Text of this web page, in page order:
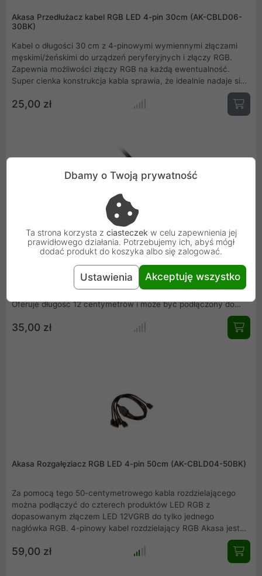
Akasa Przedłużacz kabel RGB LED 4-pin 30cm (AK-CBLD06-
30BK)
Kabel o długości 30 cm z 4-pinowymi wymiennymi złączami
męskimi/żeńskimi do urządzeń peryferyjnych i złączy RGB.
Zapewnia możliwości złączy RGB na każdą ewentualność.
Super cienka konstrukcja kabla sprawia, że idealnie nadaje się
25,00 zł
Akasa Rozgałęziacz ARGB LED 3-pin 12cm (AK-CBLD08-12BK)
Dzięki kablem Akasa Addressable RGB LED Splitter Cable, dwa
akcesoria z 3-pinowym złączem RGB (5V) można podłączyć do
adresowalnego cyfrowo nagłówka RGB na płycie głównej.
Oferuje długość 12 centymetrów i może być podłączony do
35,00 zł
Akasa Rozgałęziacz RGB LED 4-pin 50cm (AK-CBLD04-50BK)
Za pomocą tego 50-centymetrowego kabla rozdzielającego
można podłączyć do czterech produktów LED RGB z
dopasowanym złączem LED 12VGRB do tylko jednego
nagłówka RGB. 4-pinowy kabel rozdzielający RGB Akasa jest
kompatybilny z płytami głównymi ASUS Aura Sync, Gigabyte
RGB Fusion, MSI Mystic Light i ASRock RGB LED. W ten sposób
połączenie można wykonać bezpośrednio z płytą główną, aby
59,00 zł
Dbamy o Twoją prywatność
Ta strona korzysta z ciasteczek w celu zapewnienia jej
prawidłowego działania. Potrzebujemy ich, abyś mógł
dodać produkt do koszyka albo się zalogować.
Ustawienia Akceptuję wszystko